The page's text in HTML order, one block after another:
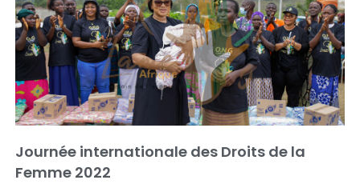
Journée internationale des Droits de la
Femme 2022